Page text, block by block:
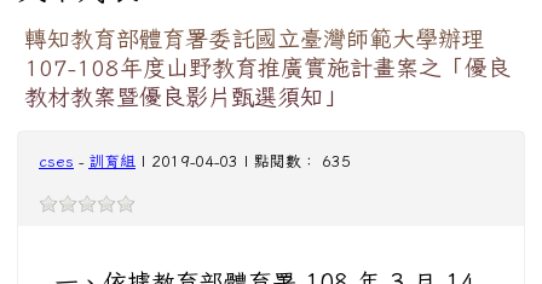
轉知教育部體育署委託國立臺灣師範大學辦理
107-108年度山野教育推廣實施計畫案之「優良
教材教案暨優良影片甄選須知」
cses - 訓育組 | 2019-04-03 | 點閱數： 635